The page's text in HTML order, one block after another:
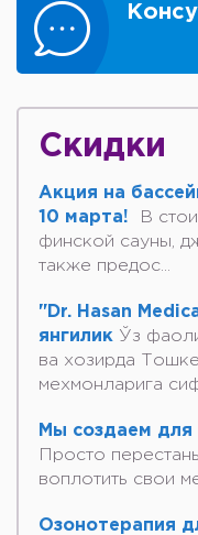
Скидки
Акция на
10 марта!
В
финской сауны,
также предос...
"Dr. Hasan
янгилик Ўз
ва хозирда
мехмонларига
Мы создаем для
Просто
воплотить свои
Озонотерапия